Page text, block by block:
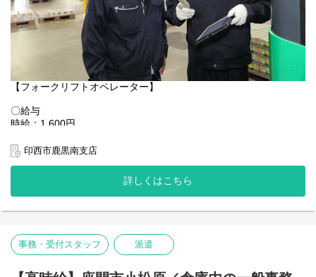
https://www.kantou.co.jp/company/
相談だけでも全く問題ありません◎お気軽にお問合せください！
〇特徴その2 社員の働きやすさを考える社風！
たとえば勤務地。当社にはたくさんの勤務地がありますが、人間
お気軽に相談してください。
あなたにより合う勤務地をご用意いたします！
また、スタッフの安全確保にはとても気を配っています。
安全に配慮していただけない案件は
撤退するといったことも実際にありました。
目先の利益よりも、まずは働いているスタッフ第一という意識が
浸透した会社です！
ーーーーーーーーーーーーーーーー
・制服貸与
・ヘルメット貸与
・残業代全額支給
・誕生日月にプレゼント支給(規定あり)
・社員登用実績多数あり
・多様なキャリアステップ可能(場合によっては本社へのキャリア
ステップも可能です◎)
▼選択
・交通費規定内支給
・駐車場無料
・個人ロッカー完備
・近くにコンビニあり
くださっています◎
わからないことは優しく丁寧に教えてもらえる環境です！
「時に厳しく・時に優しく、一緒に働く仲間は宝物」と現場のお
【フォークリフトオペレーター】
〇給与
時給：1,600円
時給1,600円×8.0時間×21日＝268,000円 ＋ 交通費全額
＜＜月収27万円可能です＞＞
大手物流センター（グッドマンビジネスパーク イーストゲート
内）にて、ピッカーフォークリフトを使用したハイブランド衣
類・靴・アクセサリーなどの格納・ピッキング作業をお任せしま
【具体的な業務内容】
れ作業
印西市鹿黒南支店
詳しくはこちら
事務・受付スタッフ 派遣